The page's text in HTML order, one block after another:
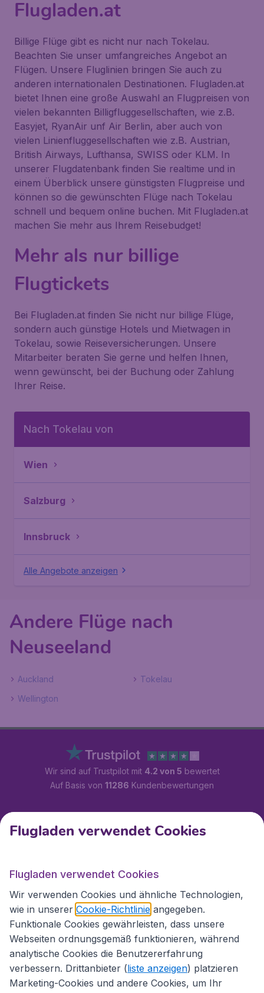
Flugladen.at
Billige Flüge gibt es nicht nur nach Tokelau.
Beachten Sie unser umfangreiches Angebot an
Flügen. Unsere Fluglinien bringen Sie auch zu
anderen internationalen Destinationen. Flugladen.at
bietet Ihnen eine große Auswahl an Flugpreisen von
vielen bekannten Billigfluggesellschaften, wie z.B.
Easyjet, RyanAir unf Air Berlin, aber auch von
vielen Linienfluggesellschaften wie z.B. Austrian,
British Airways, Lufthansa, SWISS oder KLM. In
unserer Flugdatenbank finden Sie realtime und in
einem Überblick unsere günstigsten Flugpreise und
können so die gewünschten Flüge nach Tokelau
schnell und bequem online buchen. Mit Flugladen.at
machen Sie mehr aus Ihrem Reisebudget!
Mehr als nur billige
Flugtickets
Bei Flugladen.at finden Sie nicht nur billige Flüge,
sondern auch günstige Hotels und Mietwagen in
Tokelau, sowie Reiseversicherungen. Unsere
Mitarbeiter beraten Sie gerne und helfen Ihnen,
wenn gewünscht, bei der Buchung oder Zahlung
Ihrer Reise.
Nach Tokelau von
Wien
Salzburg
Innsbruck
Alle Angebote anzeigen
Andere Flüge nach
Neuseeland
Auckland
Tokelau
Wellington
Wir sind auf Trustpilot mit 4.2 von 5 bewertet
Auf Basis von 11286 Kundenbewertungen
Kundenservice
Flugladen.at
Internationale Webseiten
Flugladen verwendet Cookies
Flugladen verwendet Cookies
Wir verwenden Cookies und ähnliche Technologien,
wie in unserer Cookie-Richtlinie angegeben.
Funktionale Cookies gewährleisten, dass unsere
Webseiten ordnungsgemäß funktionieren, während
analytische Cookies die Benutzererfahrung
verbessern. Drittanbieter (liste anzeigen) platzieren
Marketing-Cookies und andere Cookies, um Ihr